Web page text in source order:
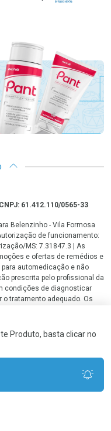
Produto, basta clicar no
61.412.110/0565-33
Belenzinho - Vila Formosa
de funcionamento:
MS: 7.31847.3 | As
e ofertas de remédios e
automedicação e não
prescrita pelo profissional da
condições de diagnosticar
o tratamento adequado. Os
ilustrativas. *Preços e
do dia. Antibióticos e
ou televendas. Portaria nº
de funcionamento Central